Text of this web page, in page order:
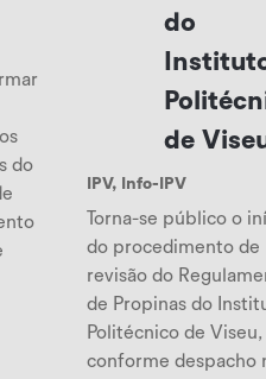
do
do
de
IPV, Info-IPV
Torna-se público o
do procedimento de
revisão do
de Propinas do
Politécnico de Viseu,
conforme despacho